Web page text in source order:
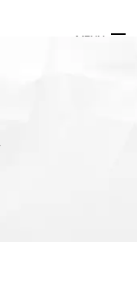
MENU